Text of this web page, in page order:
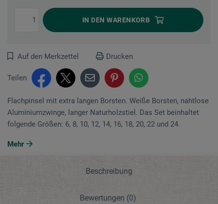
IN DEN WARENKORB
Auf den Merkzettel Drucken
Teilen
Flachpinsel mit extra langen Borsten. Weiße Borsten, nahtlose
Aluminiumzwinge, langer Naturholzstiel. Das Set beinhaltet
folgende Größen: 6, 8, 10, 12, 14, 16, 18, 20, 22 und 24.
Mehr
Beschreibung
Bewertungen (0)